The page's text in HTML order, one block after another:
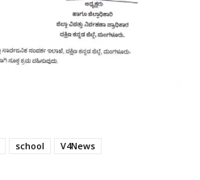
school V4News